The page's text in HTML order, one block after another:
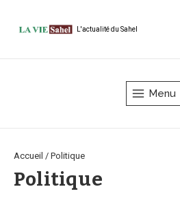
L'actualité du Sahel
Menu
Accueil / Politique
Politique